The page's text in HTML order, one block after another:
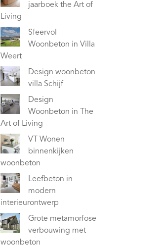
jaarboek the Art of
Living
Sfeervol
Woonbeton in Villa
Weert
Design woonbeton
villa Schijf
Design
Woonbeton in The
Art of Living
VT Wonen
binnenkijken
woonbeton
Leefbeton in
modern
interieurontwerp
Grote metamorfose
verbouwing met
woonbeton